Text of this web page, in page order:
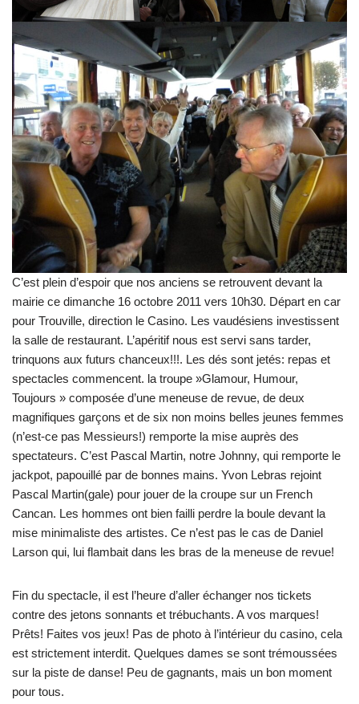
C’est plein d’espoir que nos anciens se retrouvent devant la
mairie ce dimanche 16 octobre 2011 vers 10h30. Départ en car
pour Trouville, direction le Casino. Les vaudésiens investissent
la salle de restaurant. L’apéritif nous est servi sans tarder,
trinquons aux futurs chanceux!!!. Les dés sont jetés: repas et
spectacles commencent. la troupe »Glamour, Humour,
Toujours » composée d’une meneuse de revue, de deux
magnifiques garçons et de six non moins belles jeunes femmes
(n’est-ce pas Messieurs!) remporte la mise auprès des
spectateurs. C’est Pascal Martin, notre Johnny, qui remporte le
jackpot, papouillé par de bonnes mains. Yvon Lebras rejoint
Pascal Martin(gale) pour jouer de la croupe sur un French
Cancan. Les hommes ont bien failli perdre la boule devant la
mise minimaliste des artistes. Ce n’est pas le cas de Daniel
Larson qui, lui flambait dans les bras de la meneuse de revue!
Fin du spectacle, il est l’heure d’aller échanger nos tickets
contre des jetons sonnants et trébuchants. A vos marques!
Prêts! Faites vos jeux! Pas de photo à l’intérieur du casino, cela
est strictement interdit. Quelques dames se sont trémoussées
sur la piste de danse! Peu de gagnants, mais un bon moment
pour tous.